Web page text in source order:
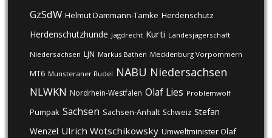
GzSdW Helmut Dammann-Tamke Herdenschutz
Herdenschutzhunde Jagdrecht Kurti Landesjägerschaft
Niedersachsen LJN Markus Bathen Mecklenburg Vorpommern
MT6 Munsteraner Rudel NABU Niedersachsen
NLWKN Nordrhein-Westfalen Olaf Lies Problemwolf
Pumpak Sachsen Sachsen-Anhalt Schweiz Stefan
Wenzel Ulrich Wotschikowsky Umweltminister Olaf